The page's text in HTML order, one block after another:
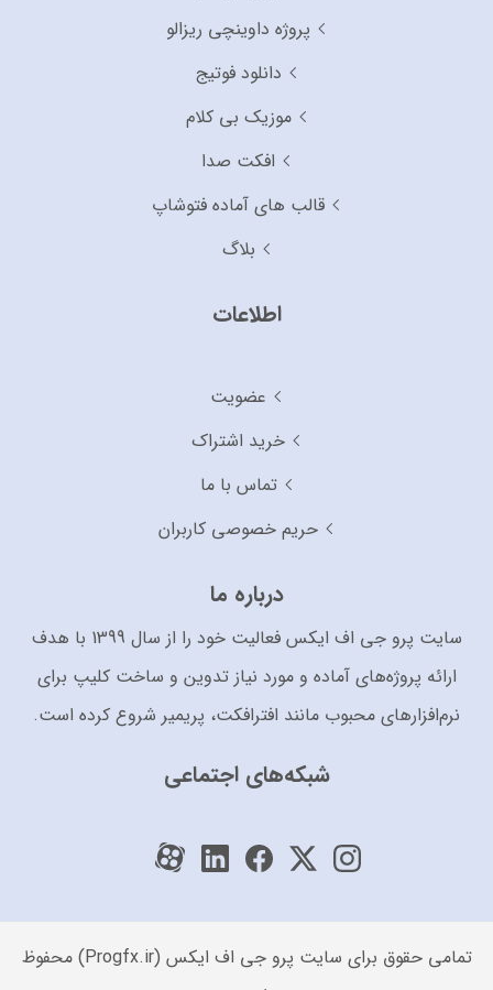
پروژه داوینچی ریزالو
دانلود فوتیج
موزیک بی کلام
افکت صدا
قالب های آماده فتوشاپ
بلاگ
اطلاعات
عضویت
خرید اشتراک
تماس با ما
حریم خصوصی کاربران
درباره ما
سایت پرو جی اف ایکس فعالیت خود را از سال 1399 با هدف
ارائه پروژه‌های آماده و مورد نیاز تدوین و ساخت کلیپ برای
نرم‌افزارهای محبوب مانند افترافکت، پریمیر شروع کرده است.
شبکه‌های اجتماعی
تمامی حقوق برای سایت پرو جی اف ایکس (Progfx.ir) محفوظ